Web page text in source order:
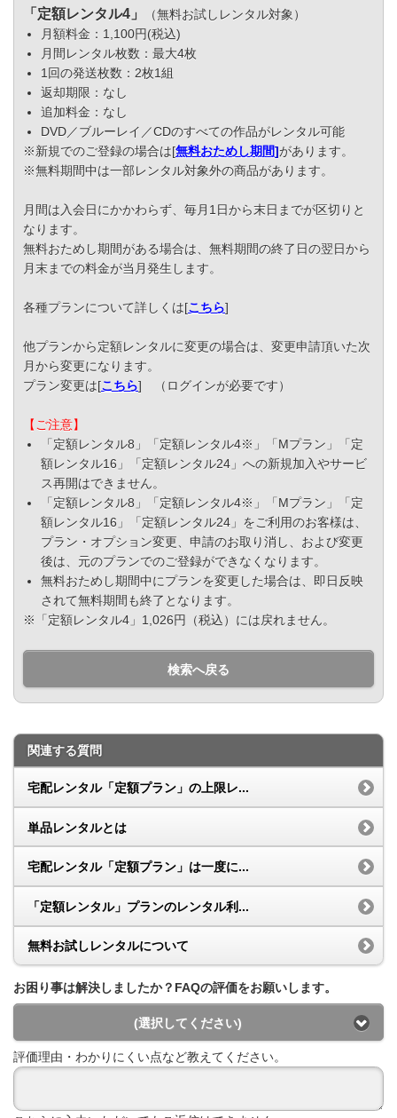
「定額レンタル4」
（無料お試しレンタル対象）
月額料金：1,100円(税込)
月間レンタル枚数：最大4枚
1回の発送枚数：2枚1組
返却期限：なし
追加料金：なし
DVD／ブルーレイ／CDのすべての作品がレンタル可能
※新規でのご登録の場合は[無料おためし期間]があります。
※無料期間中は一部レンタル対象外の商品があります。
月間は入会日にかかわらず、毎月1日から末日までが区切りと
なります。
無料おためし期間がある場合は、無料期間の終了日の翌日から
月末までの料金が当月発生します。
各種プランについて詳しくは[こちら]
他プランから定額レンタルに変更の場合は、変更申請頂いた次
月から変更になります。
プラン変更は[こちら] （ログインが必要です）
【ご注意】
「定額レンタル8」「定額レンタル4※」「Mプラン」「定
額レンタル16」「定額レンタル24」への新規加入やサービ
ス再開はできません。
「定額レンタル8」「定額レンタル4※」「Mプラン」「定
額レンタル16」「定額レンタル24」をご利用のお客様は、
プラン・オプション変更、申請のお取り消し、および変更
後は、元のプランでのご登録ができなくなります。
無料おためし期間中にプランを変更した場合は、即日反映
されて無料期間も終了となります。
※「定額レンタル4」1,026円（税込）には戻れません。
検索へ戻る
関連する質問
宅配レンタル「定額プラン」の上限レ...
単品レンタルとは
宅配レンタル「定額プラン」は一度に...
「定額レンタル」プランのレンタル利...
無料お試しレンタルについて
お困り事は解決しましたか？FAQの評価をお願いします。
(選択してください)
評価理由・わかりにくい点など教えてください。